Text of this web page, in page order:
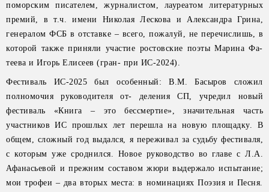
поморским писателем, журналистом, лауреатом литературных
премий, в т.ч. имени Николая Лескова и Александра Грина,
генералом ФСБ в отставке – всего, пожалуй, не перечислишь, в
которой также приняли участие ростовские поэты Марина Фа-
теева и Игорь Елисеев (гран- при ИС-2024).
Фестиваль ИС-2025 был особенный: В.М. Басыров сложил
полномочия руководителя от- деления СП, учредил новый
фестиваль «Книга – это бессмертие», значительная часть
участников ИС прошлых лет перешла на новую площадку. В
общем, сложный год выдался, я переживал за судьбу фестиваля,
с которым уже сроднился. Новое руководство во главе с Л.А.
Афанасьевой и прежним составом жюри выдержало испытание;
мои трофеи – два вторых места: в номинациях Поэзия и Песня.